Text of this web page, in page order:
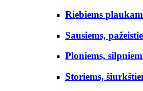
Riebiems
Sausiems,
Ploniems,
Storiems,